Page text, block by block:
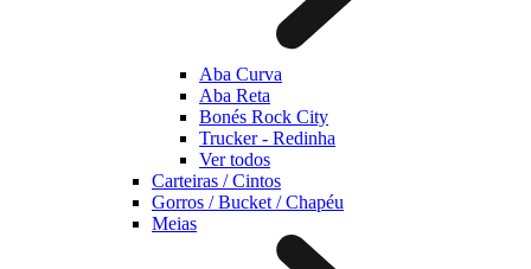
Aba Curva
Aba Reta
Bonés Rock City
Trucker - Redinha
Ver todos
Carteiras / Cintos
Gorros / Bucket / Chapéu
Meias